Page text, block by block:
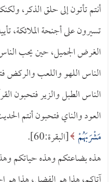
أنتم تأتون إلى حلق الذكر،
تسيرون على أجنحة الملائكة،
الغرض الجميل، حين يحب
الناس اللهو واللعب والركض
الناس الطبل والزير فتحبون
العود والناي فتحبون أنتم
مَشْرَبَهُمْ [البقرة:60].
هذه بضاعتكم وهذه حياتكم